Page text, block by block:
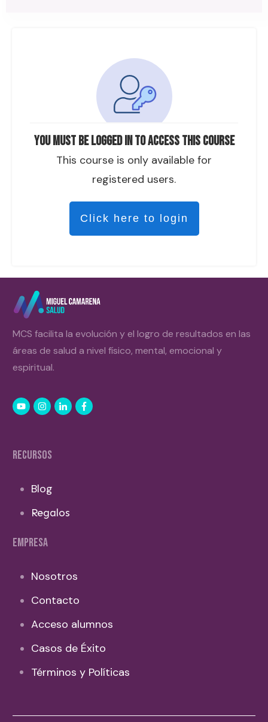
You must be logged in to access this course
This course is only available for
registered users.
Click here to login
MCS facilita la evolución y el logro de resultados en las
áreas de salud a nivel físico, mental, emocional y
espiritual.
RECURSOS
Blog
Regalos
EMPRESA
Nosotros
Contacto
Acceso alumnos
Casos de Éxito
Términos y Políticas